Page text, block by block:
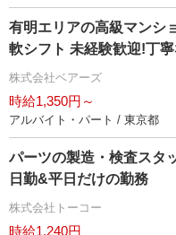
有明エリアの⾼級マンシ
軟シフト 未経験歓迎!丁
株式会社ベアーズ
時給1,350円～
アルバイト・パート / 東京都
パーツの製造・検査スタ
日勤&平日だけの勤務
株式会社トーコー
時給1,240円